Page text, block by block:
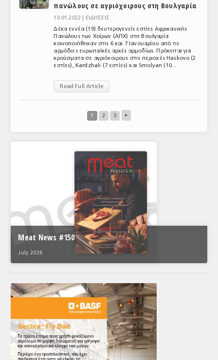
πανώλους σε αγριόχοιρους στη Βουλγαρία
10.01.2022 |
ΕΙΔΗΣΕΙΣ
Δέκα εννέα (19) δευτερογενείς εστίες Αφρικανικής
Πανώλους των Χοίρων (ΑΠΧ) στη Βουλγαρία
κοινοποιήθηκαν στις 6 και 7 Ιανουαρίου από τις
αρμόδιες ευρωπαϊκές αρχές αρμοδίως. Πρόκειται για
κρούσματα σε αγριόχοιρους στις περιοχές Haskovo (2
εστίες), Kardzhali (7 εστίες) και Smolyan (10...
Read Full Article
1 2 3 ▸
Meat News #150
July 2026